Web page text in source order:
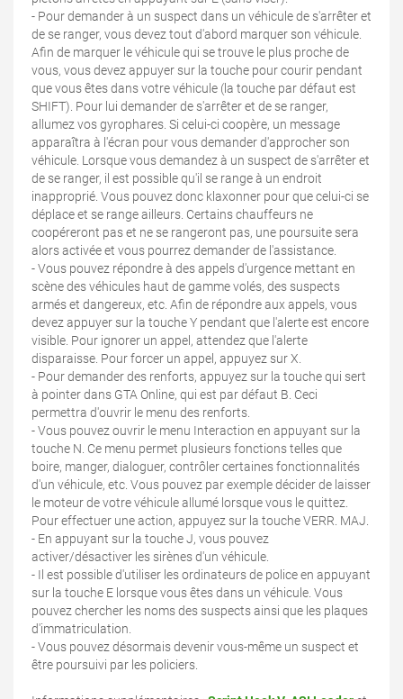
- Pour demander à un suspect dans un véhicule de s'arrêter et
de se ranger, vous devez tout d'abord marquer son véhicule.
Afin de marquer le véhicule qui se trouve le plus proche de
vous, vous devez appuyer sur la touche pour courir pendant
que vous êtes dans votre véhicule (la touche par défaut est
SHIFT). Pour lui demander de s'arrêter et de se ranger,
allumez vos gyrophares. Si celui-ci coopère, un message
apparaîtra à l'écran pour vous demander d'approcher son
véhicule. Lorsque vous demandez à un suspect de s'arrêter et
de se ranger, il est possible qu'il se range à un endroit
inapproprié. Vous pouvez donc klaxonner pour que celui-ci se
déplace et se range ailleurs. Certains chauffeurs ne
coopéreront pas et ne se rangeront pas, une poursuite sera
alors activée et vous pourrez demander de l'assistance.
- Vous pouvez répondre à des appels d'urgence mettant en
scène des véhicules haut de gamme volés, des suspects
armés et dangereux, etc. Afin de répondre aux appels, vous
devez appuyer sur la touche Y pendant que l'alerte est encore
visible. Pour ignorer un appel, attendez que l'alerte
disparaisse. Pour forcer un appel, appuyez sur X.
- Pour demander des renforts, appuyez sur la touche qui sert
à pointer dans GTA Online, qui est par défaut B. Ceci
permettra d'ouvrir le menu des renforts.
- Vous pouvez ouvrir le menu Interaction en appuyant sur la
touche N. Ce menu permet plusieurs fonctions telles que
boire, manger, dialoguer, contrôler certaines fonctionnalités
d'un véhicule, etc. Vous pouvez par exemple décider de laisser
le moteur de votre véhicule allumé lorsque vous le quittez.
Pour effectuer une action, appuyez sur la touche VERR. MAJ.
- En appuyant sur la touche J, vous pouvez
activer/désactiver les sirènes d'un véhicule.
- Il est possible d'utiliser les ordinateurs de police en appuyant
sur la touche E lorsque vous êtes dans un véhicule. Vous
pouvez chercher les noms des suspects ainsi que les plaques
d'immatriculation.
- Vous pouvez désormais devenir vous-même un suspect et
être poursuivi par les policiers.